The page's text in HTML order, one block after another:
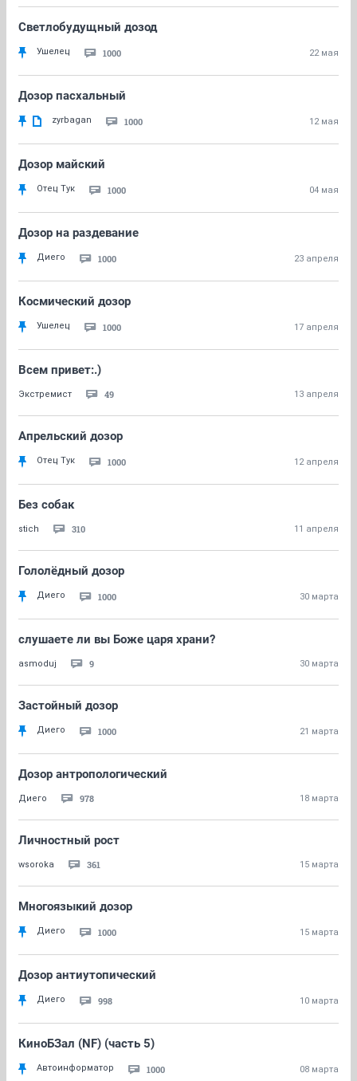
Светлобудущный дозод
Ушелец 1000 22 мая
Дозор пасхальный
zyrbagan 1000 12 мая
Дозор майский
Отец Тук 1000 04 мая
Дозор на раздевание
Диего 1000 23 апреля
Космический дозор
Ушелец 1000 17 апреля
Всем привет:.)
Экстремист 49 13 апреля
Апрельский дозор
Отец Тук 1000 12 апреля
Без собак
stich 310 11 апреля
Гололёдный дозор
Диего 1000 30 марта
слушаете ли вы Боже царя храни?
asmoduj 9 30 марта
Застойный дозор
Диего 1000 21 марта
Дозор антропологический
Диего 978 18 марта
Личностный рост
wsoroka 361 15 марта
Многоязыкий дозор
Диего 1000 15 марта
Дозор антиутопический
Диего 998 10 марта
КиноБЗал (NF) (часть 5)
Автоинформатор 1000 08 марта